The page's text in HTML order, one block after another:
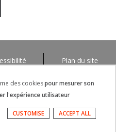
Plan du site
des cookiespour mesurer son
l'expérience utilisateur
ACCEPT ALL
CUSTOMISE